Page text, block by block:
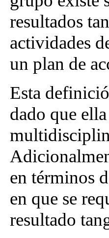
resultados
actividades
un plan de
Esta
dado que
en términos
en que se
resultado